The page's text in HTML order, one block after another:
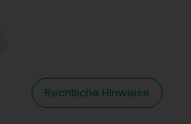
Rechtliche Hinweise